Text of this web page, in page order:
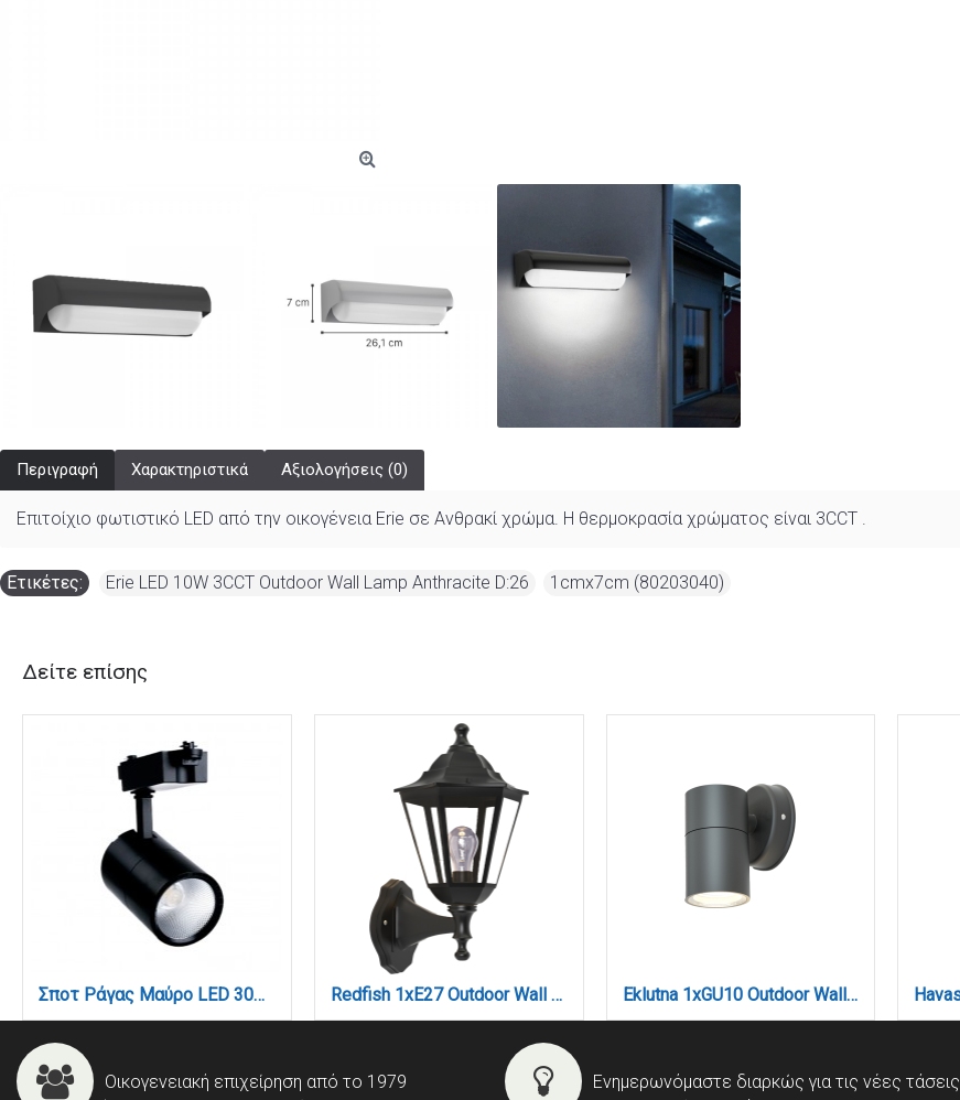
Περιγραφή Χαρακτηριστικά Αξιολογήσεις (0)
Επιτοίχιο φωτιστικό LED από την οικογένεια Erie σε Ανθρακί χρώμα. Η θερμοκρασία χρώματος είναι 3CCT .
Ετικέτες: Erie LED 10W 3CCT Outdoor Wall Lamp Anthracite D:26 1cmx7cm (80203040)
Δείτε επίσης
Σποτ Ράγας Μαύρο LED 30W 3000K D:9,5cmX20,5cm (T00201-BL) Redfish 1xE27 Outdoor Wall Lamp Black D:36cmx23.5cm (80202614) Eklutna 1xGU10 Outdoor Wall Lamp Anthracite D:11.3cmx11.3cm (80200544)
Οικογενειακή επιχείρηση από το 1979
Ενημερωνόμαστε διαρκώς για τις νέες τάσεις